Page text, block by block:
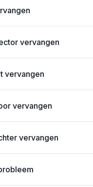
vervangen
vervangen
vervangen
vervangen